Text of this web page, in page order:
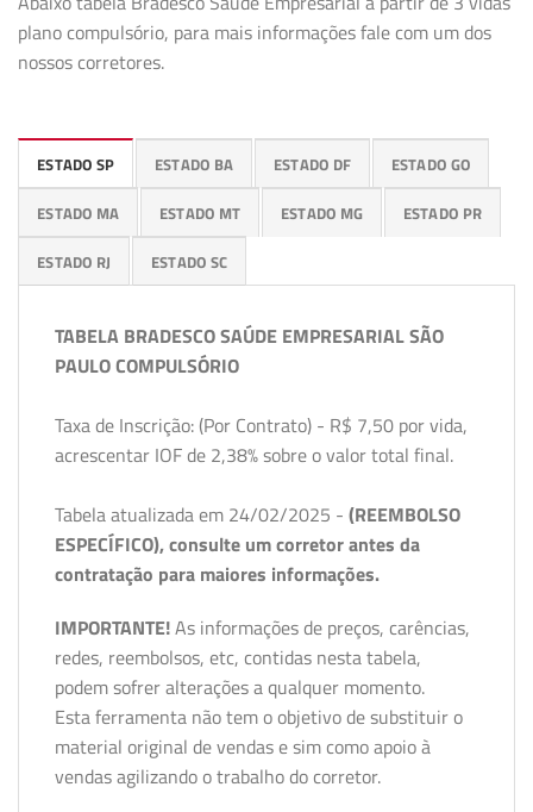
plano compulsório, para mais informações fale com um dos
nossos corretores.
ESTADO SP ESTADO BA ESTADO DF ESTADO GO
ESTADO MA ESTADO MT ESTADO MG ESTADO PR
ESTADO RJ ESTADO SC
TABELA BRADESCO SAÚDE EMPRESARIAL SÃO
PAULO COMPULSÓRIO
Taxa de Inscrição: (Por Contrato) - R$ 7,50 por vida,
acrescentar IOF de 2,38% sobre o valor total final.
Tabela atualizada em 24/02/2025 - (REEMBOLSO
ESPECÍFICO), consulte um corretor antes da
contratação para maiores informações.
IMPORTANTE!As informações de preços, carências,
redes, reembolsos, etc, contidas nesta tabela,
podem sofrer alterações a qualquer momento.
Esta ferramenta não tem o objetivo de substituir o
material original de vendas e sim como apoio à
vendas agilizando o trabalho do corretor.